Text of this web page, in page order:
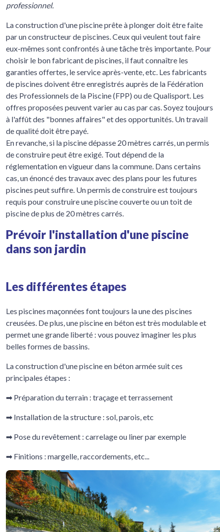
professionnel.
La construction d'une piscine prête à plonger doit être faite
par un constructeur de piscines. Ceux qui veulent tout faire
eux-mêmes sont confrontés à une tâche très importante. Pour
choisir le bon fabricant de piscines, il faut connaître les
garanties offertes, le service après-vente, etc. Les fabricants
de piscines doivent être enregistrés auprès de la Fédération
des Professionnels de la Piscine (FPP) ou de Qualisport. Les
offres proposées peuvent varier au cas par cas. Soyez toujours
à l'affût des "bonnes affaires" et des opportunités. Un travail
de qualité doit être payé.
En revanche, si la piscine dépasse 20 mètres carrés, un permis
de construire peut être exigé. Tout dépend de la
réglementation en vigueur dans la commune. Dans certains
cas, un énoncé des travaux avec des plans pour les futures
piscines peut suffire. Un permis de construire est toujours
requis pour construire une piscine couverte ou un toit de
piscine de plus de 20 mètres carrés.
Prévoir l'installation d'une piscine
dans son jardin
Les différentes étapes
Les piscines maçonnées font toujours la une des piscines
creusées. De plus, une piscine en béton est très modulable et
permet une grande liberté : vous pouvez imaginer les plus
belles formes de bassins.
La construction d'une piscine en béton armée suit ces
principales étapes :
➡ Préparation du terrain : traçage et terrassement
➡ Installation de la structure : sol, parois, etc
➡ Pose du revêtement : carrelage ou liner par exemple
➡ Finitions : margelle, raccordements, etc...